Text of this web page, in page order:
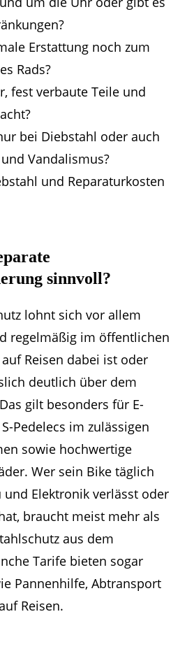
Erstattung noch zum
Rads?
fest verbaute Teile und
bei Diebstahl oder auch
Vandalismus?
und Reparaturkosten
sinnvoll?
lohnt sich vor allem
regelmäßig im öffentlichen
Reisen dabei ist oder
deutlich über dem
gilt besonders für E-
Pedelecs im zulässigen
sowie hochwertige
Wer sein Bike täglich
und Elektronik verlässt oder
braucht meist mehr als
aus dem
Tarife bieten sogar
Pannenhilfe, Abtransport
Reisen.